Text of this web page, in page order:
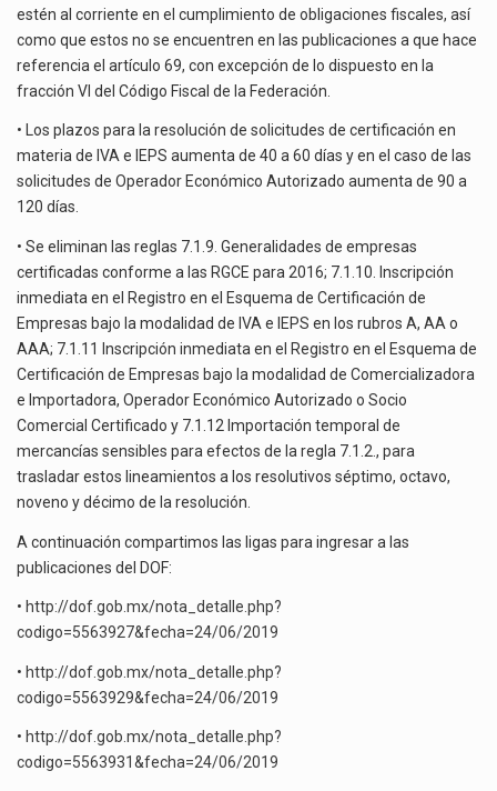
estén al corriente en el cumplimiento de obligaciones fiscales, así
como que estos no se encuentren en las publicaciones a que hace
referencia el artículo 69, con excepción de lo dispuesto en la
fracción VI del Código Fiscal de la Federación.
• Los plazos para la resolución de solicitudes de certificación en
materia de IVA e IEPS aumenta de 40 a 60 días y en el caso de las
solicitudes de Operador Económico Autorizado aumenta de 90 a
120 días.
• Se eliminan las reglas 7.1.9. Generalidades de empresas
certificadas conforme a las RGCE para 2016; 7.1.10. Inscripción
inmediata en el Registro en el Esquema de Certificación de
Empresas bajo la modalidad de IVA e IEPS en los rubros A, AA o
AAA; 7.1.11 Inscripción inmediata en el Registro en el Esquema de
Certificación de Empresas bajo la modalidad de Comercializadora
e Importadora, Operador Económico Autorizado o Socio
Comercial Certificado y 7.1.12 Importación temporal de
mercancías sensibles para efectos de la regla 7.1.2., para
trasladar estos lineamientos a los resolutivos séptimo, octavo,
noveno y décimo de la resolución.
A continuación compartimos las ligas para ingresar a las
publicaciones del DOF:
• http://dof.gob.mx/nota_detalle.php?
codigo=5563927&fecha=24/06/2019
• http://dof.gob.mx/nota_detalle.php?
codigo=5563929&fecha=24/06/2019
• http://dof.gob.mx/nota_detalle.php?
codigo=5563931&fecha=24/06/2019